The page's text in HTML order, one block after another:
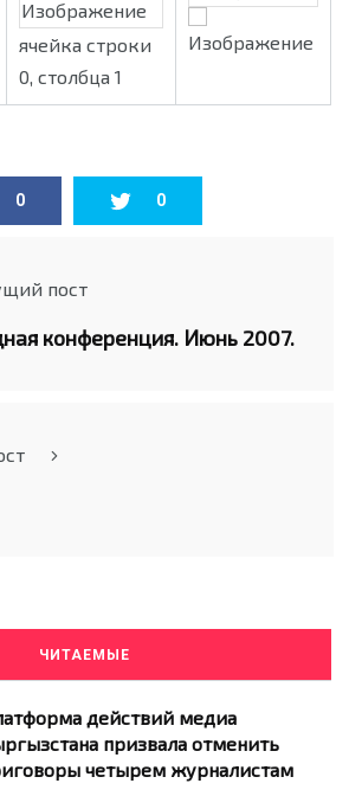
ячейка строки
0, столбца 1
0 0
пост
конференция. Июнь 2007.
ЧИТАЕМЫЕ
действий медиа
призвала отменить
четырем журналистам